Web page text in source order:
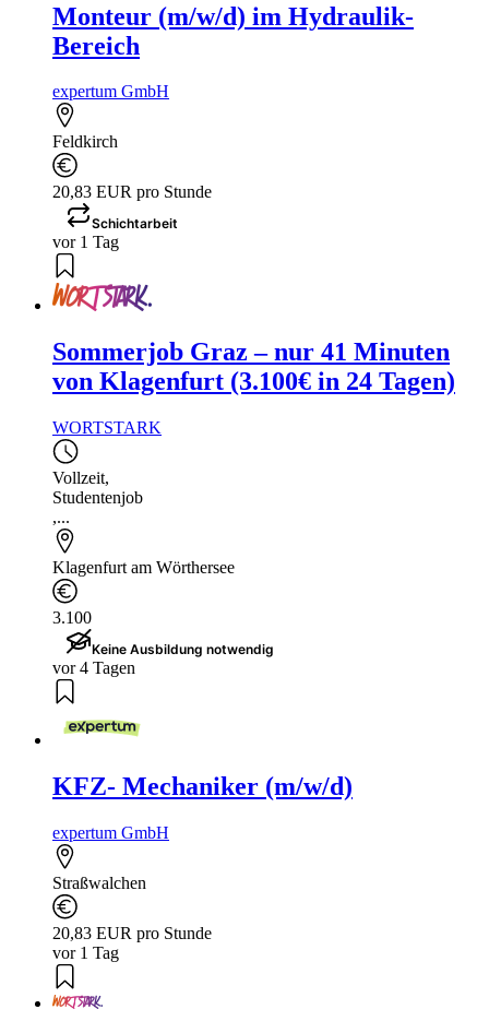
Monteur (m/w/d) im Hydraulik-
Bereich
expertum GmbH
Feldkirch
20,83 EUR pro Stunde
Schichtarbeit
vor 1 Tag
Sommerjob Graz – nur 41 Minuten
von Klagenfurt (3.100€ in 24 Tagen)
WORTSTARK
Vollzeit,
Studentenjob
,...
Klagenfurt am Wörthersee
3.100
Keine Ausbildung notwendig
vor 4 Tagen
KFZ- Mechaniker (m/w/d)
expertum GmbH
Straßwalchen
20,83 EUR pro Stunde
vor 1 Tag